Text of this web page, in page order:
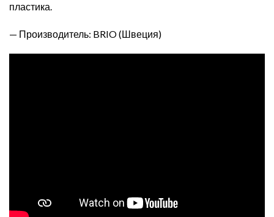
пластика.
— Производитель: BRIO (Швеция)